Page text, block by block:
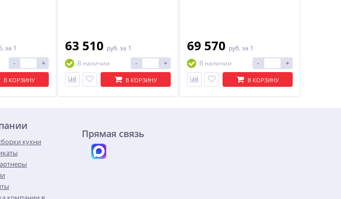
за 1
- +
В КОРЗИНУ
63 510 руб. за 1
В наличии
- +
В КОРЗИНУ
69 570 руб. за 1
В наличии
- +
В КОРЗИНУ
кухни
Прямая связь